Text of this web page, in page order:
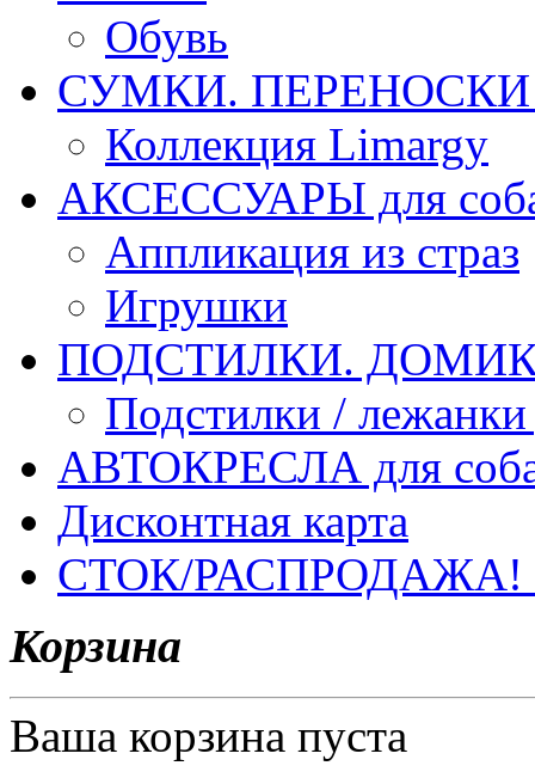
Обувь
СУМКИ. ПЕРЕНОСКИ
Коллекция Limargy
АКСЕССУАРЫ для
Аппликация из страз
Игрушки
ПОДСТИЛКИ. ДОМИКИ
Подстилки / лежанки
АВТОКРЕСЛА для
Дисконтная карта
СТОК/
Корзина
Ваша корзина пуста